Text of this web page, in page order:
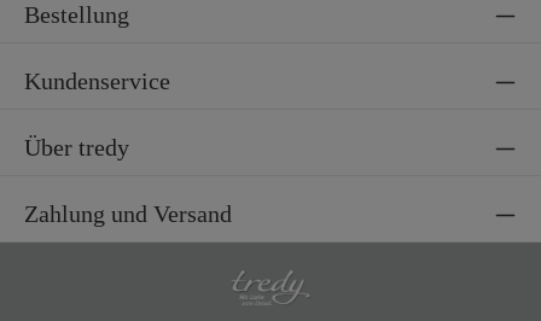
Bestellung
Kundenservice
Über tredy
Zahlung und Versand